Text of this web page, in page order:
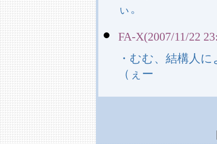
ぃ。
FA-X(2007/11/22
・むむ、結構人
（ぇー